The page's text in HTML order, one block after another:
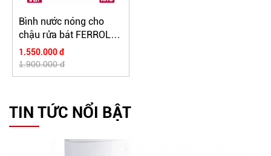
Bình nước nóng cho
chậu rửa bát FERROLI
MITO 6L
1.550.000 đ
1.900.000 đ
TIN TỨC NỔI BẬT